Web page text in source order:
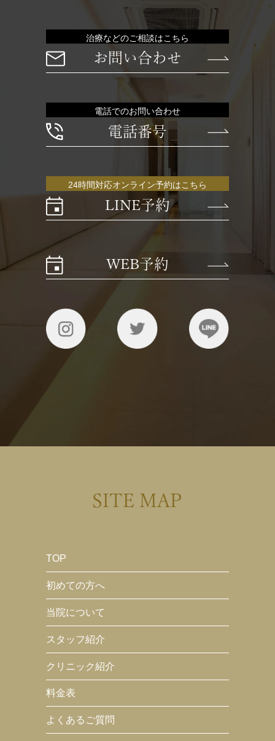
治療などのご相談はこちら
お問い合わせ
電話でのお問い合わせ
電話番号
24時間対応オンライン予約はこちら
LINE予約
WEB予約
SITE MAP
TOP
初めての方へ
当院について
スタッフ紹介
クリニック紹介
料金表
よくあるご質問